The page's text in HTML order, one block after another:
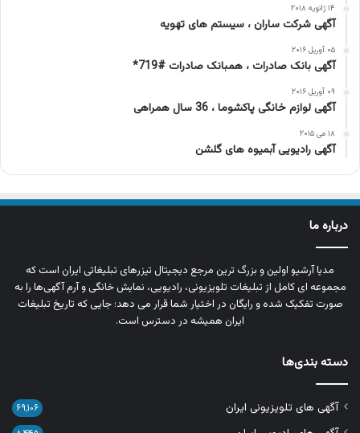
۱۴ ژانویه ۲۰۱۸
آگهی شرکت ساران ، سیستم های تهویه
۰۵ آوریل ۲۰۱۶
آگهی بانک صادرات ، همبانک صادرات #719*
۰۹ آوریل ۲۰۱۶
آگهی لوازم خانگی پاکشوما ، 36 سال همراهی
۱۸ می ۲۰۱۵
آگهی رادیویی آبمیوه های گلشن
درباره ما
مدیا آرشیو اولین و بزرگ‌ ترین مرجع دیجیتال تیزرهای تبلیغاتی ایران است که
مجموعه‌ ای کامل از تبلیغات تلویزیونی، رادیویی، نمایش خانگی و آرم‌ آگهی‌ها را به‌
صورت تفکیک‌ شده و رایگان در اختیار شما قرار می‌ دهد؛ جایی که تاریخ تبلیغات
ایران همیشه در دسترس است.
دسته بندی‌ها
آگهی های تلویزیونی ایران ۶۹,۱۰۶